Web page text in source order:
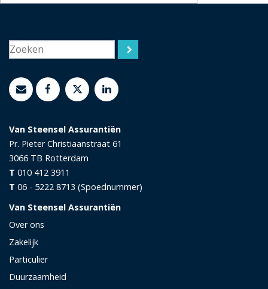
Van Steensel Assurantiën
Pr. Pieter Christiaanstraat 61
3066 TB Rotterdam
T 010 412 3911
T 06 - 5222 8713 (Spoednummer)
Van Steensel Assurantiën
Over ons
Zakelijk
Particulier
Duurzaamheid